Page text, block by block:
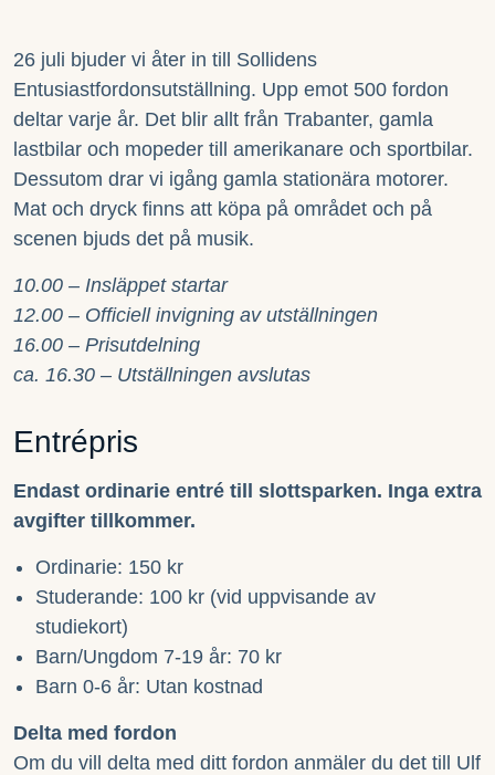
26 juli bjuder vi åter in till Sollidens
Entusiastfordonsutställning. Upp emot 500 fordon
deltar varje år. Det blir allt från Trabanter, gamla
lastbilar och mopeder till amerikanare och sportbilar.
Dessutom drar vi igång gamla stationära motorer.
Mat och dryck finns att köpa på området och på
scenen bjuds det på musik.
10.00 – Insläppet startar
12.00 – Officiell invigning av utställningen
16.00 – Prisutdelning
ca. 16.30 – Utställningen avslutas
Entrépris
Endast ordinarie entré till slottsparken. Inga extra
avgifter tillkommer.
Ordinarie: 150 kr
Studerande: 100 kr (vid uppvisande av
studiekort)
Barn/Ungdom 7-19 år: 70 kr
Barn 0-6 år: Utan kostnad
Delta med fordon
Om du vill delta med ditt fordon anmäler du det till Ulf